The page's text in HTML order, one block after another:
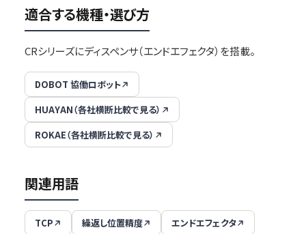
適合する機種・選び方
CRシリーズにディスペンサ（エンドエフェクタ）を搭載。
DOBOT 協働ロボット
HUAYAN（各社横断比較で見る）
ROKAE（各社横断比較で見る）
関連用語
TCP 繰返し位置精度 エンドエフェクタ